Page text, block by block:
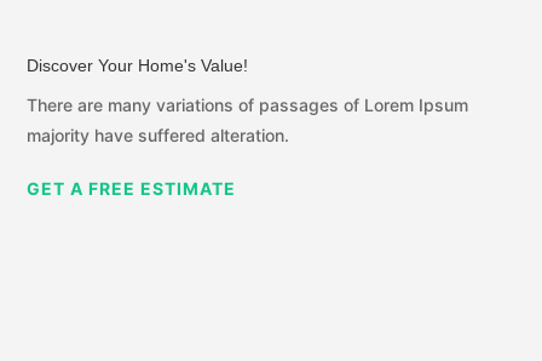
Discover Your Home's Value!
There are many variations of passages of Lorem Ipsum
majority have suffered alteration.
GET A FREE ESTIMATE